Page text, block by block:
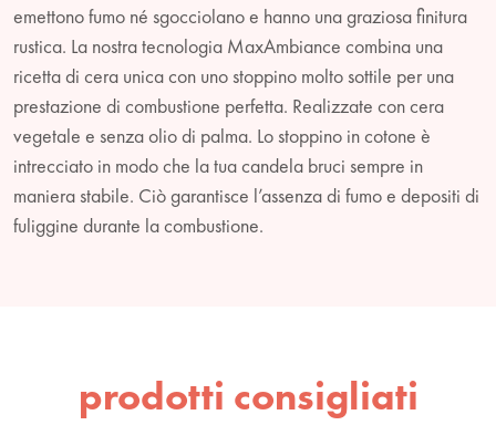
emettono fumo né sgocciolano e hanno una graziosa finitura
rustica. La nostra tecnologia MaxAmbiance combina una
ricetta di cera unica con uno stoppino molto sottile per una
prestazione di combustione perfetta. Realizzate con cera
vegetale e senza olio di palma. Lo stoppino in cotone è
intrecciato in modo che la tua candela bruci sempre in
maniera stabile. Ciò garantisce l’assenza di fumo e depositi di
fuliggine durante la combustione.
prodotti consigliati